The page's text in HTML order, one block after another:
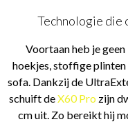
Technologie die
Voortaan heb je
hoekjes, stoffige
sofa. Dankzij de
schuift deX60 Pro zijn
cm uit. Zo bereikt hij